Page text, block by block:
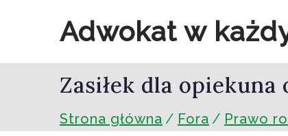
treści
Adwokat w
Zasiłek dla
Strona główna Fora Prawo